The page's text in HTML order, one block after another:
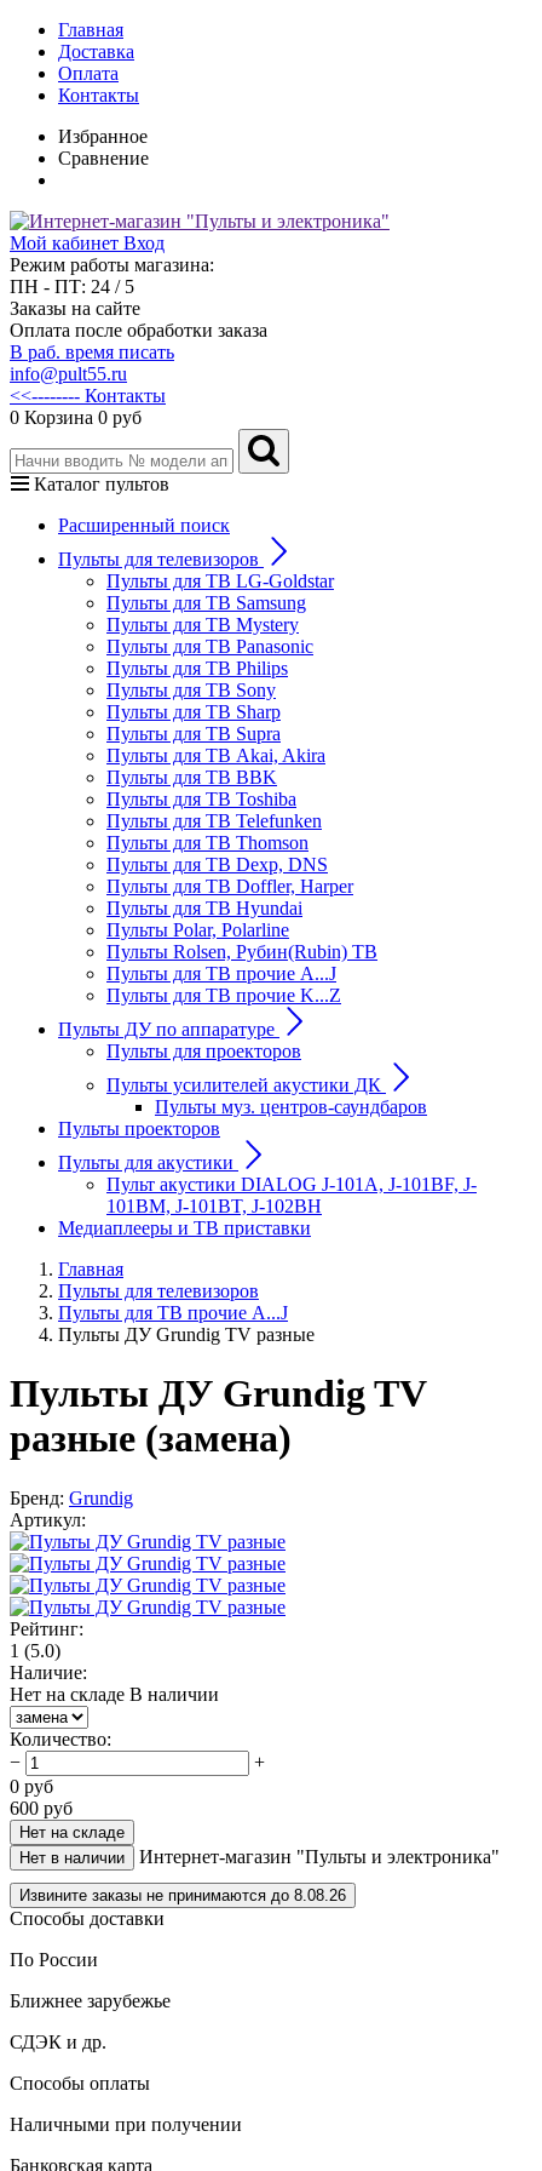
Главная
Доставка
Оплата
Контакты
Избранное
Сравнение
Мой кабинет Вход
Режим работы магазина:
ПН - ПТ: 24 / 5
Заказы на сайте
Оплата после обработки заказа
В раб. время писать
info@pult55.ru
<<-------- Контакты
0 Корзина 0 руб
Каталог пультов
Расширенный поиск
Пульты для телевизоров
Пульты для ТВ LG-Goldstar
Пульты для ТВ Samsung
Пульты для ТВ Mystery
Пульты для ТВ Panasonic
Пульты для ТВ Philips
Пульты для ТВ Sony
Пульты для ТВ Sharp
Пульты для ТВ Supra
Пульты для ТВ Akai, Akira
Пульты для ТВ BBK
Пульты для ТВ Toshiba
Пульты для ТВ Telefunken
Пульты для ТВ Thomson
Пульты для ТВ Dexp, DNS
Пульты для ТВ Doffler, Harper
Пульты для ТВ Hyundai
Пульты Polar, Polarline
Пульты Rolsen, Рубин(Rubin) ТВ
Пульты для ТВ прочие A...J
Пульты для ТВ прочие K...Z
Пульты ДУ по аппаратуре
Пульты для проекторов
Пульты усилителей акустики ДК
Пульты муз. центров-саундбаров
Пульты проекторов
Пульты для акустики
Пульт акустики DIALOG J-101A, J-101BF, J-
101BM, J-101BT, J-102BH
Медиаплееры и ТВ приставки
Главная
Пульты для телевизоров
Пульты для ТВ прочие A...J
Пульты ДУ Grundig TV разные
Пульты ДУ Grundig TV
разные (замена)
Бренд: Grundig
Артикул:
Рейтинг:
1 (5.0)
Наличие:
Нет на складе В наличии
Количество:
−
+
0 руб
600 руб
Нет на складе
Нет в наличии
Интернет-магазин "Пульты и электроника"
Извините заказы не принимаются до 8.08.26
Способы доставки
По России
Ближнее зарубежье
СДЭК и др.
Способы оплаты
Наличными при получении
Банковская карта